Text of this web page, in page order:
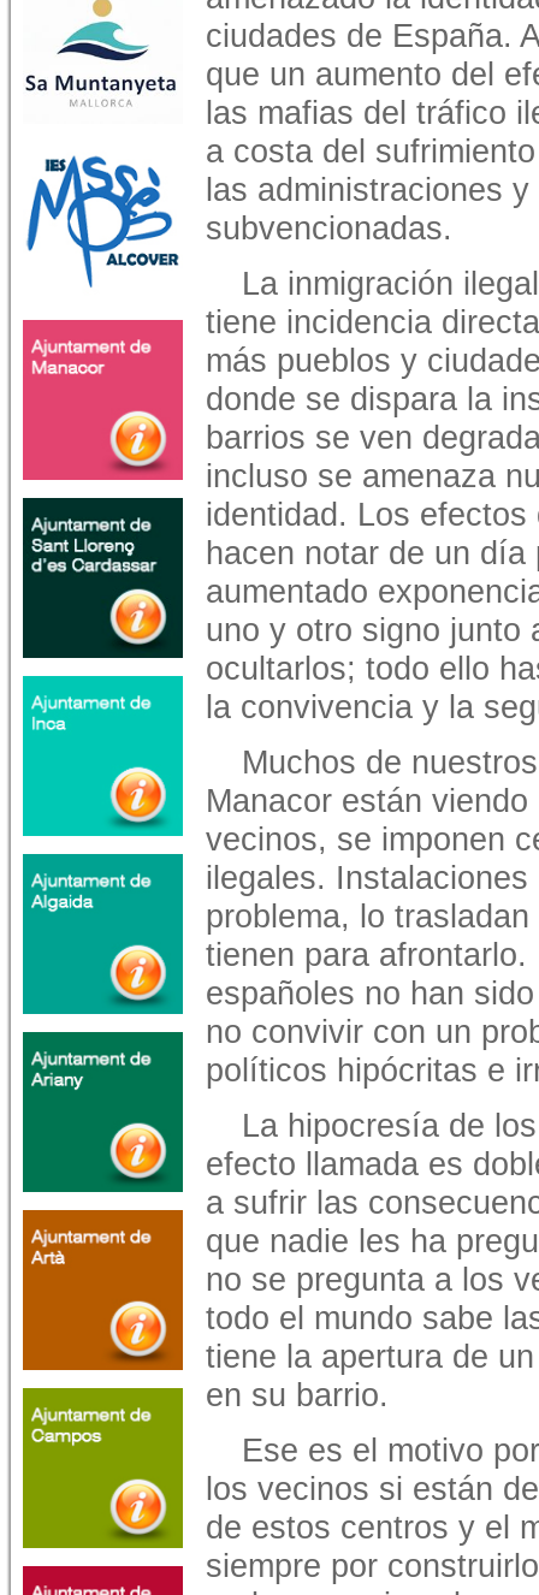
ciudades de España.
que un aumento del
las mafias del tráfico
a costa del
las administraciones
subvencionadas.
La inmigración
tiene incidencia
más pueblos y
donde se dispara la
barrios se ven
incluso se amenaza
identidad. Los
hacen notar de un
aumentado
uno y otro signo junto
ocultarlos; todo ello
la convivencia y la
Muchos de
Manacor están
vecinos, se imponen
ilegales.
problema, lo
tienen para
españoles no han
no convivir con un
políticos hipócritas e
La hipocresía de
efecto llamada es
a sufrir las
que nadie les ha
no se pregunta a los
todo el mundo sabe
tiene la apertura de
en su barrio.
Ese es el motivo
los vecinos si están
de estos centros y el
siempre por